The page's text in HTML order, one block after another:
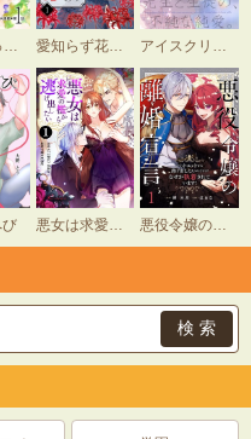
愛してるって、言いたい 愛知らず花嫁の嫁ぎ先 アイスクリームがとけてしまう前に
び 悪女は求愛の檻から逃げ出したい（フルカラー）